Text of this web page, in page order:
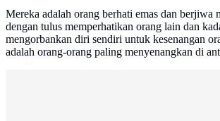
Mereka adalah orang berhati emas dan berjiwa
dengan tulus memperhatikan orang lain dan
mengorbankan diri sendiri untuk kesenangan
adalah orang-orang paling menyenangkan di